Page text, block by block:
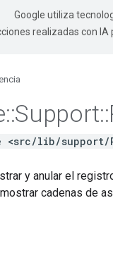
Google utiliza
realizadas con IA
::Support::
<src/lib/support/
y anular el
cadenas de